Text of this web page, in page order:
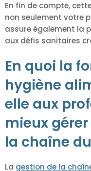
En fin de compte,
non seulement votre
assure également la
aux défis sanitaires
En quoi la
hygiène
elle aux
mieux
la chaîne
La gestion de la